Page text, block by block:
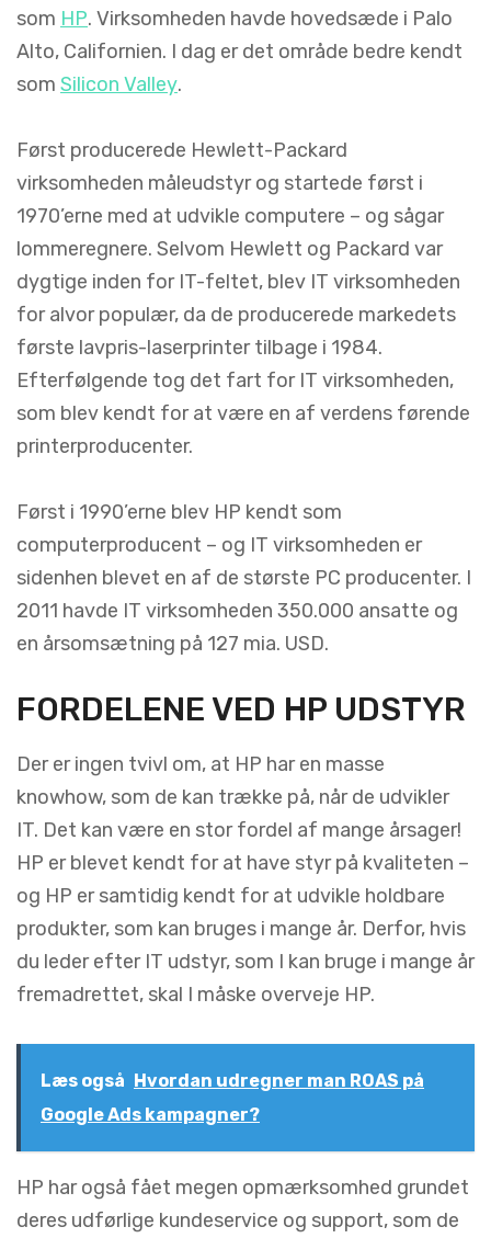
som HP. Virksomheden havde hovedsæde i Palo
Alto, Californien. I dag er det område bedre kendt
som Silicon Valley.
Først producerede Hewlett-Packard
virksomheden måleudstyr og startede først i
1970’erne med at udvikle computere – og sågar
lommeregnere. Selvom Hewlett og Packard var
dygtige inden for IT-feltet, blev IT virksomheden
for alvor populær, da de producerede markedets
første lavpris-laserprinter tilbage i 1984.
Efterfølgende tog det fart for IT virksomheden,
som blev kendt for at være en af verdens førende
printerproducenter.
Først i 1990’erne blev HP kendt som
computerproducent – og IT virksomheden er
sidenhen blevet en af de største PC producenter. I
2011 havde IT virksomheden 350.000 ansatte og
en årsomsætning på 127 mia. USD.
FORDELENE VED HP UDSTYR
Der er ingen tvivl om, at HP har en masse
knowhow, som de kan trække på, når de udvikler
IT. Det kan være en stor fordel af mange årsager!
HP er blevet kendt for at have styr på kvaliteten –
og HP er samtidig kendt for at udvikle holdbare
produkter, som kan bruges i mange år. Derfor, hvis
du leder efter IT udstyr, som I kan bruge i mange år
fremadrettet, skal I måske overveje HP.
Læs også Hvordan udregner man ROAS på
Google Ads kampagner?
HP har også fået megen opmærksomhed grundet
deres udførlige kundeservice og support, som de